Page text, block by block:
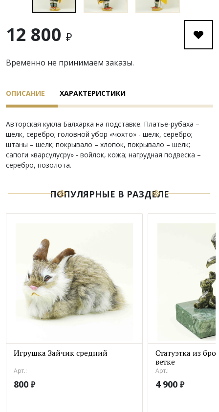
12 800 ₽
Временно не принимаем заказы.
ОПИСАНИЕ ХАРАКТЕРИСТИКИ
Авторская кукла Балхарка на подставке. Платье-рубаха –
шелк, серебро; головной убор «чохто» - шелк, серебро;
штаны – шелк; покрывало – хлопок, покрывало – шелк;
сапоги «варсулусру» - войлок, кожа; нагрудная подвеска –
серебро, позолота.
ПОПУЛЯРНЫЕ В РАЗДЕЛЕ
Игрушка Зайчик средний
Арт.:
800 ₽
Статуэтка из
ветке
Арт.:
4 900 ₽